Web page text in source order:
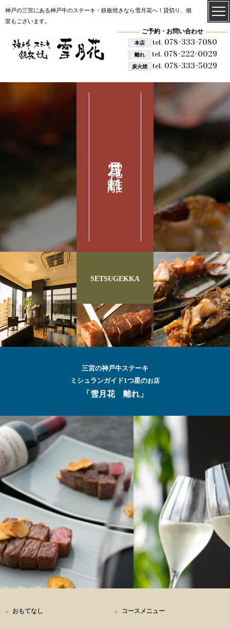
神戸の三宮にある神戸牛のステーキ・鉄板焼きなら雪月花へ！貸切り、個
室もございます。
ご予約・お問い合わせ
本店 tel.078-333-7080
離れ tel. 078-222-0029
炭火焼 tel.078-333-5029
雪月花 離れ
SETSUGEKKA
三宮の神戸牛ステーキ
ミシュランガイド1つ星のお店
「雪月花 離れ」
最高級の
神戸牛
ステーキ
おもてなし コースメニュー